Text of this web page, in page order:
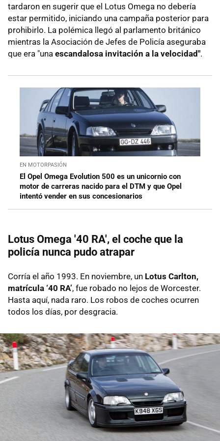
tardaron en sugerir que el Lotus Omega no debería
estar permitido, iniciando una campaña posterior para
prohibirlo. La polémica llegó al parlamento británico
mientras la Asociación de Jefes de Policía aseguraba
que era "una escandalosa invitación a la velocidad".
EN MOTORPASIÓN
El Opel Omega Evolution 500 es un unicornio con
motor de carreras nacido para el DTM y que Opel
intentó vender en sus concesionarios
Lotus Omega '40 RA', el coche que la
policía nunca pudo atrapar
Corría el año 1993. En noviembre, un Lotus Carlton,
matrícula ‘40 RA’, fue robado no lejos de Worcester.
Hasta aquí, nada raro. Los robos de coches ocurren
todos los días, por desgracia.